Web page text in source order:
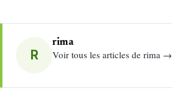
R
rima
Voir tous les articles de rima →